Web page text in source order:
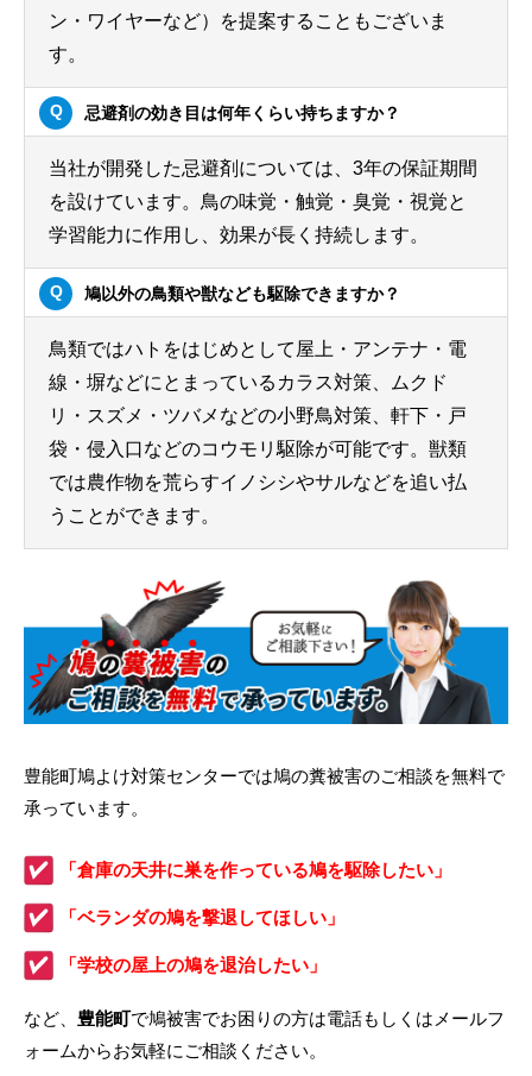
ン・ワイヤーなど）を提案することもございま
す。
忌避剤の効き目は何年くらい持ちますか？
当社が開発した忌避剤については、3年の保証期間
を設けています。鳥の味覚・触覚・臭覚・視覚と
学習能力に作用し、効果が長く持続します。
鳩以外の鳥類や獣なども駆除できますか？
鳥類ではハトをはじめとして屋上・アンテナ・電
線・塀などにとまっているカラス対策、ムクド
リ・スズメ・ツバメなどの小野鳥対策、軒下・戸
袋・侵入口などのコウモリ駆除が可能です。獣類
では農作物を荒らすイノシシやサルなどを追い払
うことができます。
豊能町鳩よけ対策センターでは鳩の糞被害のご相談を無料で
承っています。
「倉庫の天井に巣を作っている鳩を駆除したい」
「ベランダの鳩を撃退してほしい」
「学校の屋上の鳩を退治したい」
など、 豊能町で鳩被害でお困りの方は電話もしくはメールフ
ォームからお気軽にご相談ください。